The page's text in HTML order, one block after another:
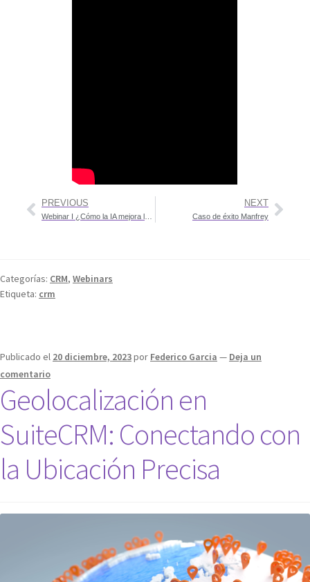
PREVIOUS NEXT
Caso de éxito Manfrey
Categorías: CRM, Webinars
Etiqueta: crm
Publicado el 20 diciembre, 2023por Federico Garcia — Deja un
comentario
Geolocalización en
SuiteCRM: Conectando con
la Ubicación Precisa